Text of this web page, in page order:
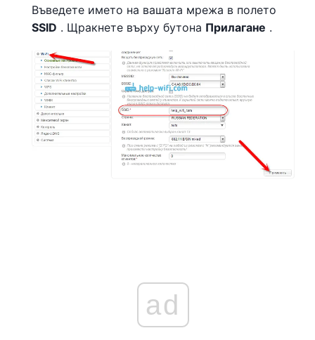
Въведете името на вашата мрежа в полето
SSID . Щракнете върху бутона Прилагане .
ad